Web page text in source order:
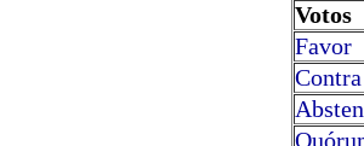
Votos
Favor
Contra